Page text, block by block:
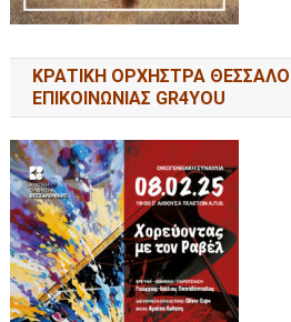
ΚΡΑΤΙΚΗ ΟΡΧΗΣΤΡΑ
ΕΠΙΚΟΙΝΩΝΙΑΣ GR4YOU